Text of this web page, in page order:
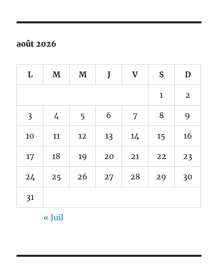
août 2026
L M M J V S D
1 2
3 4 5 6 7 8 9
10 11 12 13 14 15 16
17 18 19 20 21 22 23
24 25 26 27 28 29 30
31
« Juil